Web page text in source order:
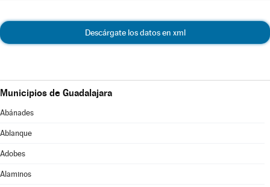
Descárgate los datos en xml
Municipios de Guadalajara
Abánades
Ablanque
Adobes
Alaminos